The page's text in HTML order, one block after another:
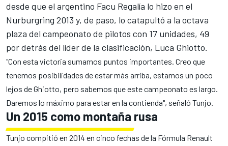
desde que el argentino Facu Regalía lo hizo en el
Nurburgring 2013 y, de paso, lo catapultó a la octava
plaza del campeonato de pilotos con 17 unidades, 49
por detrás del líder de la clasificación, Luca Ghiotto.
"Con esta victoria sumamos puntos importantes. Creo que
tenemos posibilidades de estar más arriba, estamos un poco
lejos de Ghiotto, pero sabemos que este campeonato es largo.
Daremos lo máximo para estar en la contienda", señaló Tunjo.
Un 2015 como montaña rusa
Tunjo compitió en 2014 en cinco fechas de la Fórmula Renault